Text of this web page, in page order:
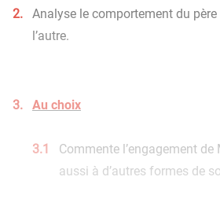
2.
Analyse le comportement du père
l’autre.
3. Au choix
3.1
Commente l’engagement
aussi à d’autres formes de